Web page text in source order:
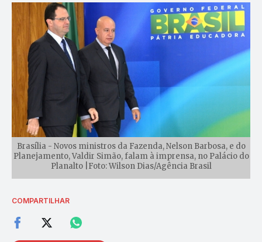
Brasília - Novos ministros da Fazenda, Nelson Barbosa, e do
Planejamento, Valdir Simão, falam à imprensa, no Palácio do
Planalto |Foto: Wilson Dias/Agência Brasil
COMPARTILHAR